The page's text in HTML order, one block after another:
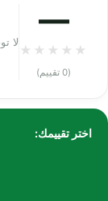
—
★
★
★
★
★
(0 تقييم)
لا
اختر تقييمك: